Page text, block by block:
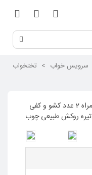
سرویس خواب > تختخواب